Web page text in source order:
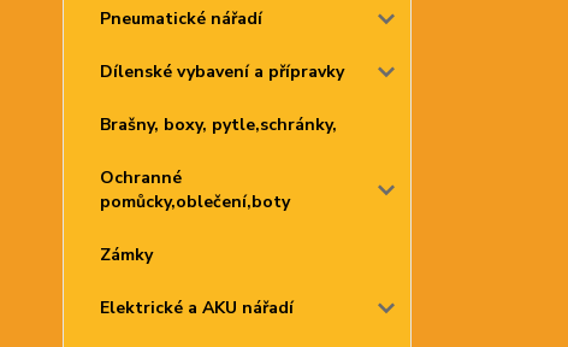
Pneumatické nářadí
Dílenské vybavení a přípravky
Brašny, boxy, pytle,schránky,
Ochranné
pomůcky,oblečení,boty
Zámky
Elektrické a AKU nářadí